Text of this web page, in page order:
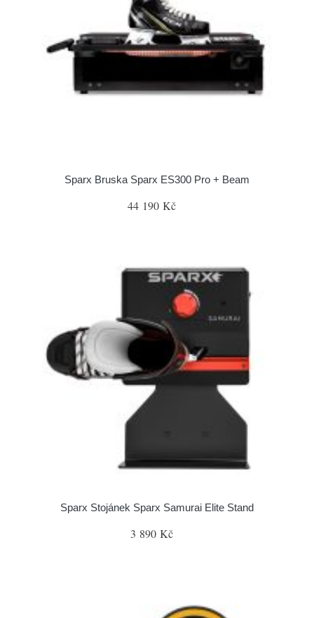
Sparx Bruska Sparx ES300 Pro + Beam
44 190 Kč
Sparx Stojánek Sparx Samurai Elite Stand
3 890 Kč